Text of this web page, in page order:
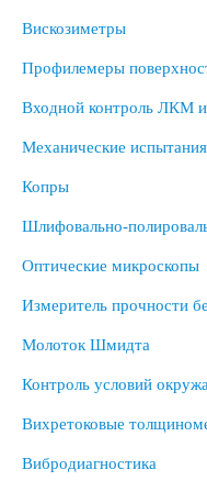
Вискозиметры
Профилемеры
Входной контроль ЛКМ
Механические испытания
Копры
Шлифовально-
Оптические микроскопы
Измеритель прочности
Молоток Шмидта
Контроль условий
Вихретоковые
Вибродиагностика